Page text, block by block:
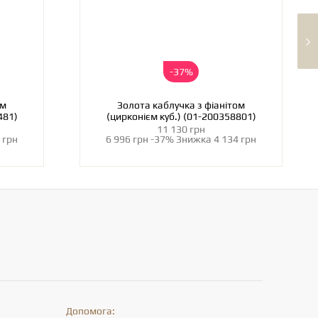
-37%
Золота каблучка з фіанітом
(цирконієм куб.) (01-200358801)
11 130 грн
6 996 грн -37% Знижка 4 134 грн
Допомога: